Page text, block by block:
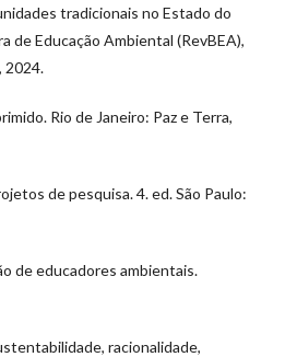
tradicionais no Estado do
de Educação Ambiental (RevBEA),
2024.
Rio de Janeiro: Paz e Terra,
de pesquisa. 4. ed. São Paulo:
de educadores ambientais.
racionalidade,